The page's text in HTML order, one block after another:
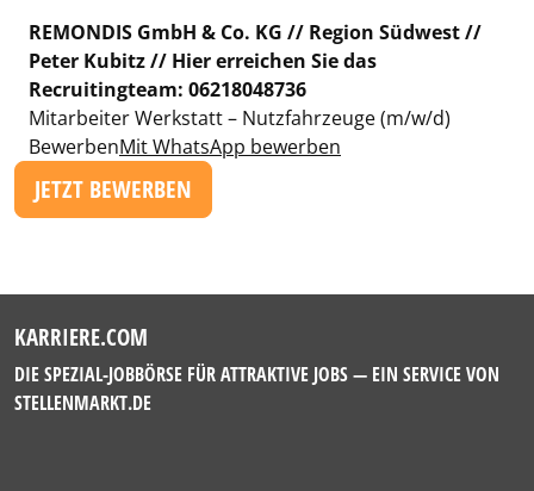
REMONDIS GmbH & Co. KG // Region Südwest //
Peter Kubitz // Hier erreichen Sie das
Recruitingteam: 06218048736
Mitarbeiter Werkstatt – Nutzfahrzeuge (m/w/d)
BewerbenMit WhatsApp bewerben
JETZT BEWERBEN
KARRIERE.COM
DIE SPEZIAL-JOBBÖRSE FÜR ATTRAKTIVE JOBS — EIN SERVICE VON
STELLENMARKT.DE